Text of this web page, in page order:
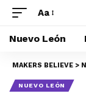
Aa
Nuevo León
MAKERS BELIEVE >
NUEVO LEÓN